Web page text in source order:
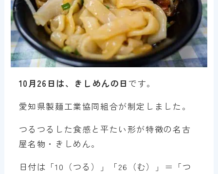
10月26日は、きしめんの日 です。
愛知県製麺工業協同組合が制定しました。
つるつるした食感と平たい形が特徴の名古
屋名物・きしめん。
日付は「10（つる）」「26（む）」＝「つ